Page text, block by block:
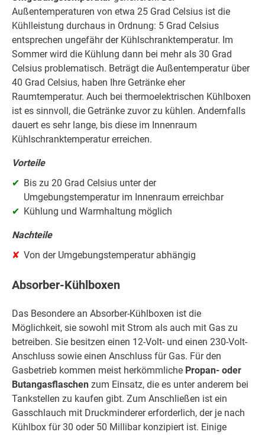
Außentemperaturen von etwa 25 Grad Celsius ist die
Kühlleistung durchaus in Ordnung: 5 Grad Celsius
entsprechen ungefähr der Kühlschranktemperatur. Im
Sommer wird die Kühlung dann bei mehr als 30 Grad
Celsius problematisch. Beträgt die Außentemperatur über
40 Grad Celsius, haben Ihre Getränke eher
Raumtemperatur. Auch bei thermoelektrischen Kühlboxen
ist es sinnvoll, die Getränke zuvor zu kühlen. Andernfalls
dauert es sehr lange, bis diese im Innenraum
Kühlschranktemperatur erreichen.
Vorteile
Bis zu 20 Grad Celsius unter der
Umgebungstemperatur im Innenraum erreichbar
Kühlung und Warmhaltung möglich
Nachteile
Von der Umgebungstemperatur abhängig
Absorber-Kühlboxen
Das Besondere an Absorber-Kühlboxen ist die
Möglichkeit, sie sowohl mit Strom als auch mit Gas zu
betreiben. Sie besitzen einen 12-Volt- und einen 230-Volt-
Anschluss sowie einen Anschluss für Gas. Für den
Gasbetrieb kommen meist herkömmliche Propan- oder
Butangasflaschen zum Einsatz, die es unter anderem bei
Tankstellen zu kaufen gibt. Zum Anschließen ist ein
Gasschlauch mit Druckminderer erforderlich, der je nach
Kühlbox für 30 oder 50 Millibar konzipiert ist. Einige